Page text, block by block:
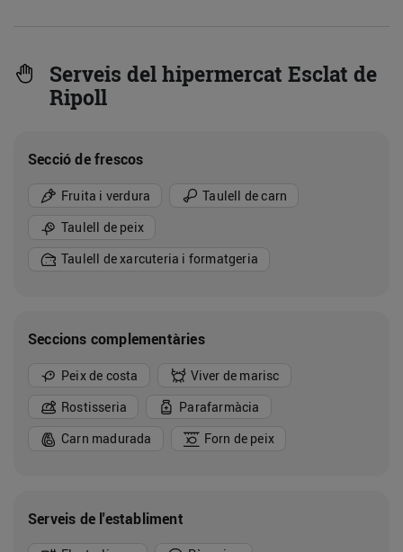
Serveis del hipermercat Esclat de
Ripoll
Secció de frescos
Fruita i verdura
Taulell de carn
Taulell de peix
Taulell de xarcuteria i formatgeria
Seccions complementàries
Peix de costa
Viver de marisc
Rostisseria
Parafarmàcia
Carn madurada
Forn de peix
Serveis de l'establiment